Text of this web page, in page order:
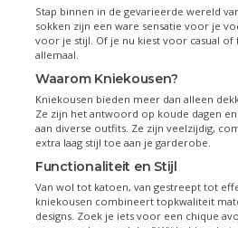
Stap binnen in de gevarieerde wereld
sokken zijn een ware sensatie voor je
voor je stijl. Of je nu kiest voor casual
allemaal.
Waarom Kniekousen?
Kniekousen bieden meer dan alleen
Ze zijn het antwoord op koude dagen
aan diverse outfits. Ze zijn veelzijdig,
extra laag stijl toe aan je garderobe.
Functionaliteit en Stijl
Van wol tot katoen, van gestreept tot
kniekousen combineert topkwaliteit
designs. Zoek je iets voor een chique